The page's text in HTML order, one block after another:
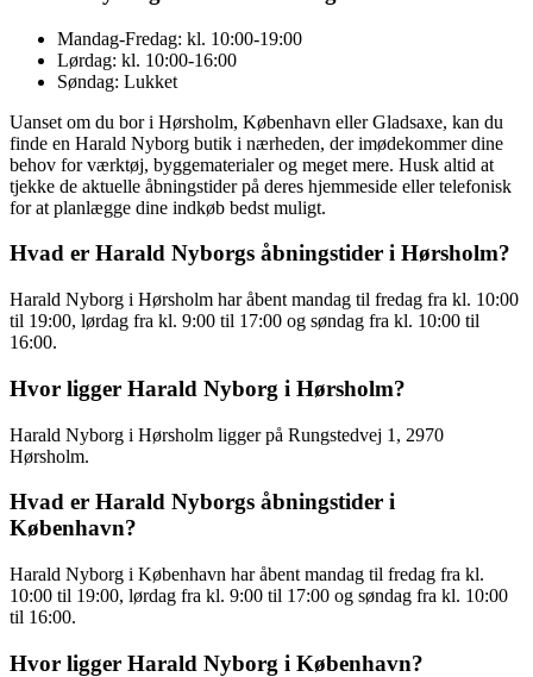
Mandag-Fredag: kl. 10:00-19:00
Lørdag: kl. 10:00-16:00
Søndag: Lukket
Uanset om du bor i Hørsholm, København eller Gladsaxe, kan du
finde en Harald Nyborg butik i nærheden, der imødekommer dine
behov for værktøj, byggematerialer og meget mere. Husk altid at
tjekke de aktuelle åbningstider på deres hjemmeside eller telefonisk
for at planlægge dine indkøb bedst muligt.
Hvad er Harald Nyborgs åbningstider i Hørsholm?
Harald Nyborg i Hørsholm har åbent mandag til fredag fra kl. 10:00
til 19:00, lørdag fra kl. 9:00 til 17:00 og søndag fra kl. 10:00 til
16:00.
Hvor ligger Harald Nyborg i Hørsholm?
Harald Nyborg i Hørsholm ligger på Rungstedvej 1, 2970
Hørsholm.
Hvad er Harald Nyborgs åbningstider i
København?
Harald Nyborg i København har åbent mandag til fredag fra kl.
10:00 til 19:00, lørdag fra kl. 9:00 til 17:00 og søndag fra kl. 10:00
til 16:00.
Hvor ligger Harald Nyborg i København?